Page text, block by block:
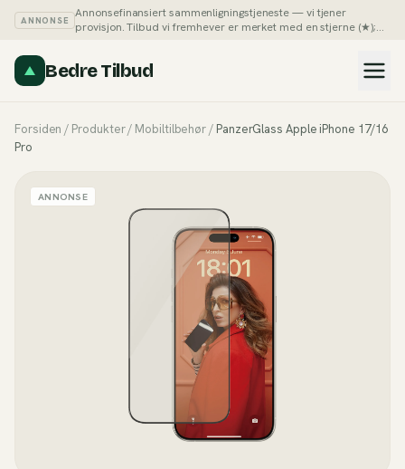
ANNONSE
Annonsefinansiert sammenligningstjeneste — vi tjener
provisjon. Tilbud vi fremhever er merket med en stjerne (★);
Bedre Tilbud
Forsiden / Produkter/ Mobiltilbehør/ PanzerGlass Apple iPhone 17/16
Pro
ANNONSE